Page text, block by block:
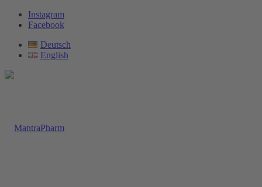
Instagram
Facebook
Deutsch
English